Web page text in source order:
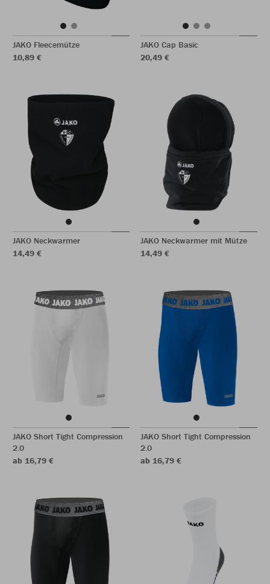
JAKO Fleecemütze
10,89 €
JAKO Cap Basic
20,49 €
JAKO Neckwarmer
14,49 €
JAKO Neckwarmer mit Mütze
14,49 €
JAKO Short Tight Compression
2.0
ab 16,79 €
JAKO Short Tight Compression
2.0
ab 16,79 €